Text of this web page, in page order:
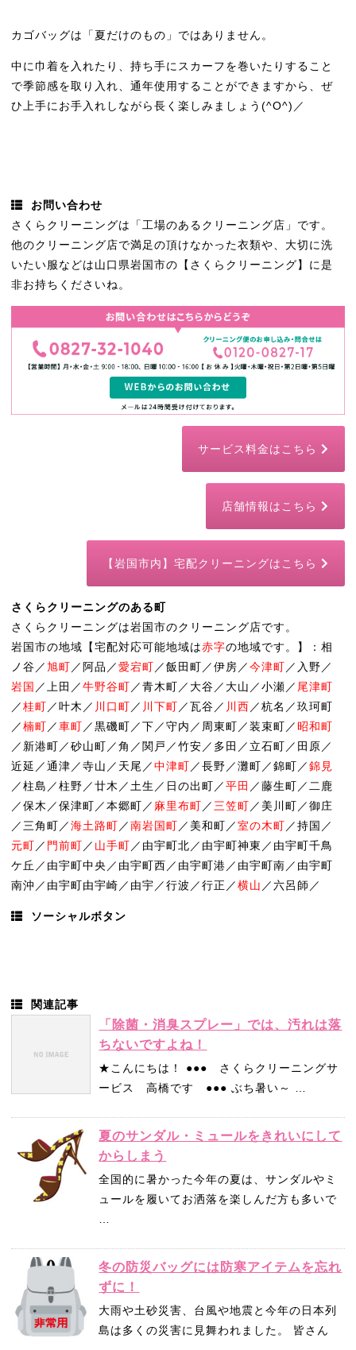
カゴバッグは「夏だけのもの」ではありません。
中に巾着を入れたり、持ち手にスカーフを巻いたりすること
で季節感を取り入れ、通年使用することができますから、ぜ
ひ上手にお手入れしながら長く楽しみましょう(^O^)／
お問い合わせ
さくらクリーニングは「工場のあるクリーニング店」です。
他のクリーニング店で満足の頂けなかった衣類や、大切に洗
いたい服などは山口県岩国市の【さくらクリーニング】に是
非お持ちくださいね。
サービス料金はこちら
店舗情報はこちら
【岩国市内】宅配クリーニングはこちら
さくらクリーニングのある町
さくらクリーニングは岩国市のクリーニング店です。
岩国市の地域【宅配対応可能地域は赤字の地域です。】：相
ノ谷／旭町／阿品／愛宕町／飯田町／伊房／今津町／入野／
岩国 ／上田／牛野谷町／青木町／大谷／大山／小瀬／ 尾津町
／桂町／叶木／ 川口町／ 川下町／瓦谷／ 川西／杭名／玖珂町
／楠町／車町／黒磯町／下／守内／周東町／装束町／ 昭和町
／新港町／砂山町／角／関戸／竹安／多田／立石町／田原／
近延／通津／寺山／天尾／中津町／長野／灘町／錦町／錦見
／柱島／柱野／廿木／土生／日の出町／平田 ／藤生町／二鹿
／保木／保津町／本郷町／ 麻里布町／三笠町／美川町／御庄
／三角町／海土路町／南岩国町／美和町／室の木町／持国／
元町／ 門前町／ 山手町／由宇町北／由宇町神東／由宇町千鳥
ケ丘／由宇町中央／由宇町西／由宇町港／由宇町南／由宇町
南沖／由宇町由宇崎／由宇／行波／行正／横山 ／六呂師／
ソーシャルボタン
関連記事
「除菌・消臭スプレー」では、汚れは落
ちないですよね！
★こんにちは！ ●●● さくらクリーニングサ
ービス 高橋です ●●● ぶち暑い～ …
夏のサンダル・ミュールをきれいにして
からしまう
全国的に暑かった今年の夏は、サンダルやミ
ュールを履いてお洒落を楽しんだ方も多いで
…
冬の防災バッグには防寒アイテムを忘れ
ずに！
大雨や土砂災害、台風や地震と今年の日本列
島は多くの災害に見舞われました。 皆さん